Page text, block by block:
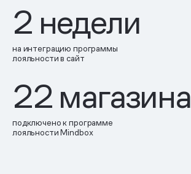
2 недели
на интеграцию программы
лояльности в сайт
22 магазина
подключено к программе
лояльности Mindbox